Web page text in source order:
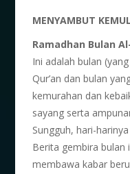
MENYAMBUT
Ramadhan Bulan
Ini adalah bulan
Qur’an dan bulan
kemurahan dan
sayang serta
Sungguh, hari-
Berita gembira bulan
membawa kabar